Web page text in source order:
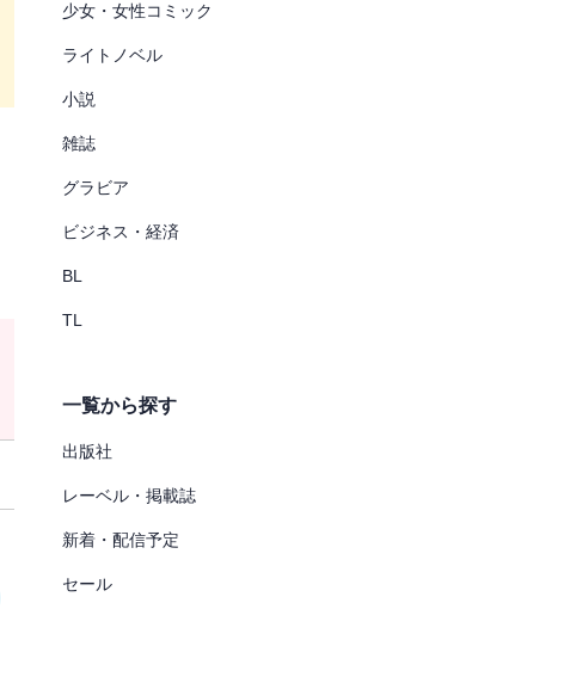
少女・女性コミック
ライトノベル
小説
雑誌
グラビア
ビジネス・経済
BL
TL
一覧から探す
出版社
レーベル・掲載誌
新着・配信予定
セール